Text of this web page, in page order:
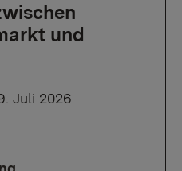
und
Juli 2026